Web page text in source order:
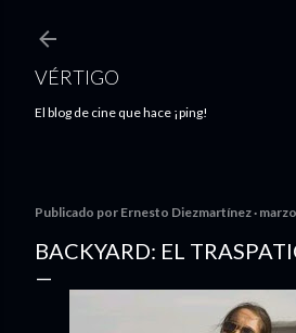
VÉRTIGO
El blog de cine que hace ¡ping!
Publicado por Ernesto Diezmartínez
BACKYARD: EL